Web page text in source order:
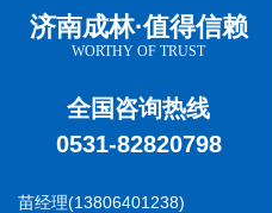
济南成林·值得信赖
WORTHY OF TRUST
全国咨询热线
0531-82820798
苗经理(13806401238)